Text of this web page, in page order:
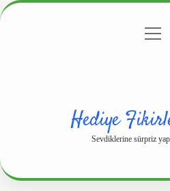
Gizlilik
Hediye
Sevdiklerine sürpriz